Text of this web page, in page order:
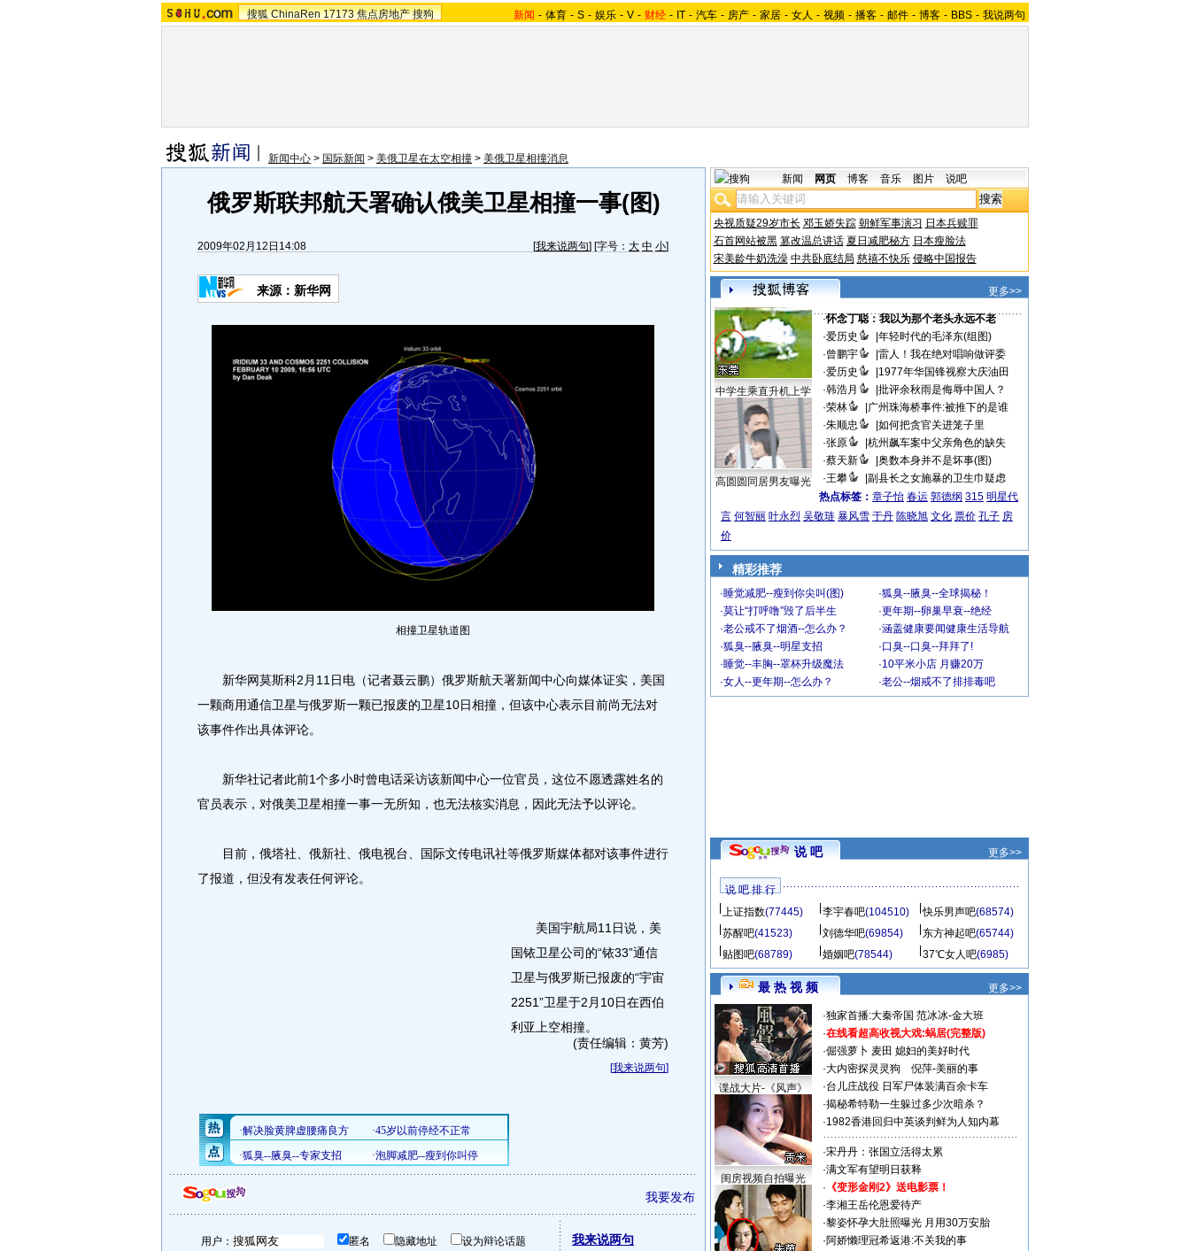
搜狐 ChinaRen 17173 焦点房地产 搜狗 新闻 - 体育 - S - 娱乐 - V - 财经 - IT - 汽车 - 房产 - 家居 - 女人 - 视频 - 播客 - 邮件 - 博客 - BBS - 我说两句
新闻中心 > 国际新闻 > 美俄卫星在太空相撞 > 美俄卫星相撞消息
俄罗斯联邦航天署确认俄美卫星相撞一事(图)
2009年02月12日14:08 [我来说两句] [字号： 大 中 小]
来源：新华网
相撞卫星轨道图
新华网莫斯科2月11日电（记者聂云鹏）俄罗斯航天署新闻中心向媒体证实，美国
一颗商用通信卫星与俄罗斯一颗已报废的卫星10日相撞，但该中心表示目前尚无法对
该事件作出具体评论。
新华社记者此前1个多小时曾电话采访该新闻中心一位官员，这位不愿透露姓名的
官员表示，对俄美卫星相撞一事一无所知，也无法核实消息，因此无法予以评论。
目前，俄塔社、俄新社、俄电视台、国际文传电讯社等俄罗斯媒体都对该事件进行
了报道，但没有发表任何评论。
美国宇航局11日说，美
国铱卫星公司的“铱33”通信
卫星与俄罗斯已报废的“宇宙
2251”卫星于2月10日在西伯
利亚上空相撞。
(责任编辑：黄芳)
[我来说两句]
我要发布
用户： 匿名 隐藏地址 设为辩论话题 我来说两句
新闻 网页 博客 音乐 图片 说吧
央视质疑29岁市长 邓玉娇失踪 朝鲜军事演习 日本兵赎罪
石首网站被黑 篡改温总讲话 夏日减肥秘方 日本瘦脸法
宋美龄牛奶洗澡 中共卧底结局 慈禧不快乐 侵略中国报告
更多>>
中学生乘直升机上学
高圆圆同居男友曝光
·怀念丁聪：我以为那个老头永远不老
·爱历史
年轻时代的毛泽东(组图)
·曾鹏宇
雷人！我在绝对唱响做评委
·爱历史
1977年华国锋视察大庆油田
·韩浩月
批评余秋雨是侮辱中国人？
·荣林
广州珠海桥事件:被推下的是谁
·朱顺忠
如何把贪官关进笼子里
·张原
杭州飙车案中父亲角色的缺失
·蔡天新
奥数本身并不是坏事(图)
·王攀
副县长之女施暴的卫生巾疑虑
热点标签： 章子怡 春运 郭德纲 315 明星代
言 何智丽 叶永烈 吴敬琏 暴风雪 于丹 陈晓旭 文化 票价 孔子 房
价
精彩推荐
·睡觉减肥--瘦到你尖叫(图) ·狐臭--腋臭--全球揭秘！
·莫让“打呼噜”毁了后半生 ·更年期--卵巢早衰--绝经
·老公戒不了烟酒--怎么办？ ·涵盖健康要闻健康生活导航
·狐臭--腋臭--明星支招 ·口臭--口臭--拜拜了!
·睡觉--丰胸--罩杯升级魔法 ·10平米小店 月赚20万
·女人--更年期--怎么办？ ·老公--烟戒不了排排毒吧
说 吧 更多>>
说 吧 排 行
上证指数(77445) 李宇春吧(104510) 快乐男声吧(68574)
苏醒吧(41523) 刘德华吧(69854) 东方神起吧(65744)
贴图吧(68789) 婚姻吧(78544) 37℃女人吧(6985)
最 热 视 频 更多>>
谍战大片-《风声》
闺房视频自拍曝光
·独家首播:大秦帝国 范冰冰-金大班
·在线看超高收视大戏:蜗居(完整版)
·倔强萝卜 麦田 媳妇的美好时代
·大内密探灵灵狗
倪萍-美丽的事
·台儿庄战役 日军尸体装满百余卡车
·揭秘希特勒一生躲过多少次暗杀？
·1982香港回归中英谈判鲜为人知内幕
·宋丹丹：张国立活得太累
·满文军有望明日获释
· 《变形金刚2》送电影票！
·李湘王岳伦恩爱待产
·黎姿怀孕大肚照曝光 月用30万安胎
·阿娇懒理冠希返港:不关我的事